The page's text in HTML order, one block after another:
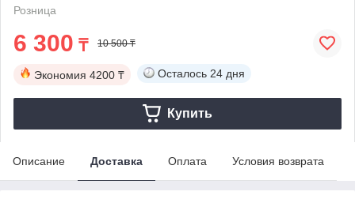
Розница
6 300 ₸ 10 500 ₸
Экономия 4200 ₸ Осталось 24 дня
Купить
Описание Доставка Оплата Условия возврата